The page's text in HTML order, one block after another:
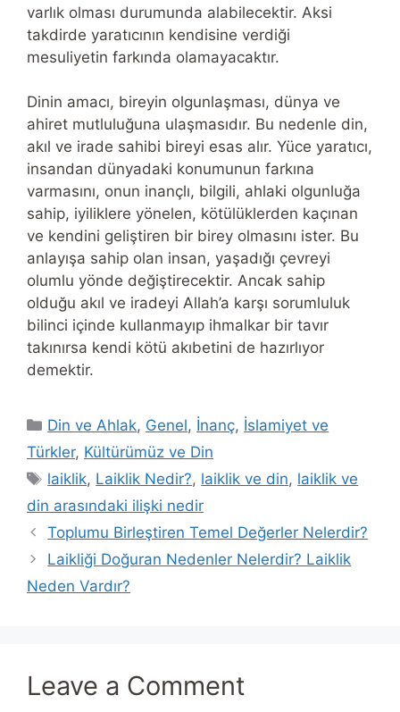
varlık olması durumunda alabilecektir. Aksi
takdirde yaratıcının kendisine verdiği
mesuliyetin farkında olamayacaktır.
Dinin amacı, bireyin olgunlaşması, dünya ve
ahiret mutluluğuna ulaşmasıdır. Bu nedenle din,
akıl ve irade sahibi bireyi esas alır. Yüce yaratıcı,
insandan dünyadaki konumunun farkına
varmasını, onun inançlı, bilgili, ahlaki olgunluğa
sahip, iyiliklere yönelen, kötülüklerden kaçınan
ve kendini geliştiren bir birey olmasını ister. Bu
anlayışa sahip olan insan, yaşadığı çevreyi
olumlu yönde değiştirecektir. Ancak sahip
olduğu akıl ve iradeyi Allah’a karşı sorumluluk
bilinci içinde kullanmayıp ihmalkar bir tavır
takınırsa kendi kötü akıbetini de hazırlıyor
demektir.
Categories
Din ve Ahlak, Genel, İnanç, İslamiyet ve
Türkler, Kültürümüz ve Din
Tags
laiklik, Laiklik Nedir?, laiklik ve din, laiklik ve
din arasındaki ilişki nedir
Toplumu Birleştiren Temel Değerler Nelerdir?
Laikliği Doğuran Nedenler Nelerdir? Laiklik
Neden Vardır?
Leave a Comment